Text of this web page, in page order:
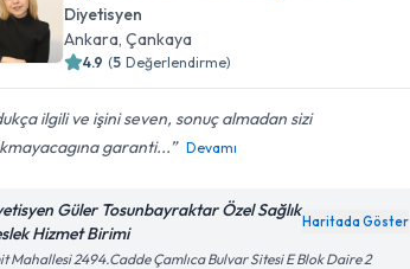
Diyetisyen
Ankara , Çankaya
4.9 (5 Değerlendirme)
ilgili ve işini seven, sonuç almadan sizi
garanti...
Devamı
Güler Tosunbayraktar Özel Sağlık
Hizmet Birimi
Haritada Göster
Mahallesi 2494.Cadde Çamlıca Bulvar Sitesi E Blok Daire 2